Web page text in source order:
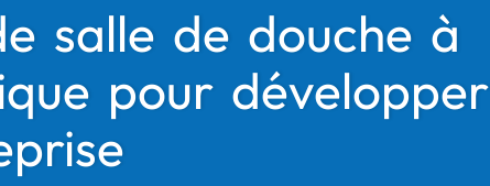
salle de douche à
pour développer